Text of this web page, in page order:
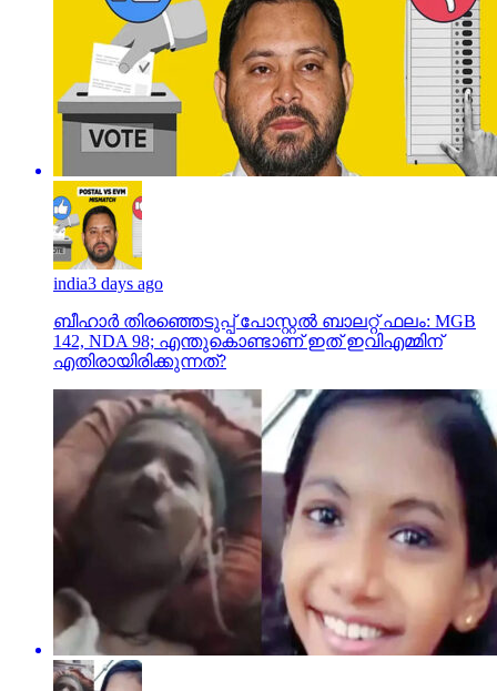
india3 days ago
ബീഹാർ തിരഞ്ഞെടുപ്പ് പോസ്റ്റൽ ബാലറ്റ് ഫലം: MGB
142, NDA 98; എന്തുകൊണ്ടാണ് ഇത് ഇവിഎമ്മിന്
എതിരായിരിക്കുന്നത്?